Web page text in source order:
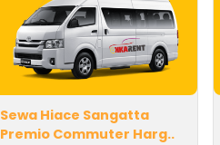
Sewa Hiace Sangatta
Premio Commuter Harg..